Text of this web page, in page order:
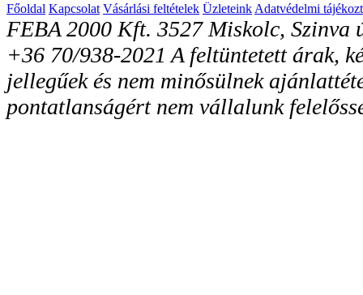
Főoldal Kapcsolat Vásárlási feltételek Üzleteink Adatvédelmi
FEBA 2000 Kft. 3527 Miskolc,
+36 70/938-2021 A feltüntetett árak,
jellegűek és nem minősülnek
pontatlanságért nem vállalunk